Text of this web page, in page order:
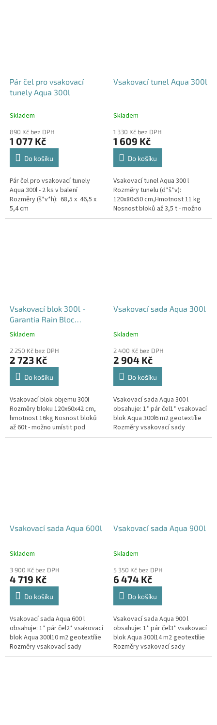
Pár čel pro vsakovací
tunely Aqua 300l
Skladem
890 Kč bez DPH
1 077 Kč
Do košíku
Pár čel pro vsakovací tunely
Aqua 300l - 2 ks v balení
Rozměry (š*v*h): 68,5 x 46,5 x
5,4 cm
Vsakovací tunel Aqua 300l
Skladem
1 330 Kč bez DPH
1 609 Kč
Do košíku
Vsakovací tunel Aqua 300 l
Rozměry tunelu (d*š*v):
120x80x50 cm,Hmotnost 11 kg
Nosnost bloků až 3,5 t - možno
umístit pod parkovací stání do
Vsakovací blok 300l -
Garantia Rain Bloc
Compact
Průměrné
produktu
je
4,5
hvězdiček.
Skladem
2 250 Kč bez DPH
2 723 Kč
Do košíku
Vsakovací blok objemu 300l
Rozměry bloku 120x60x42 cm,
hmotnost 16kg Nosnost bloků
až 60t - možno umístit pod
parkovací stání, komunikace,
Vsakovací sada Aqua 300l
Průměrné
produktu
je
5,0
hvězdiček.
Skladem
2 400 Kč bez DPH
2 904 Kč
Do košíku
Vsakovací sada Aqua 300 l
obsahuje: 1* pár čel1* vsakovací
blok Aqua 300l6 m2 geotextílie
Rozměry vsakovací sady
120x80x52 cm Nosnost bloků až
Vsakovací sada Aqua 600l
Průměrné
produktu
je
5,0
hvězdiček.
Skladem
3 900 Kč bez DPH
4 719 Kč
Do košíku
Vsakovací sada Aqua 600 l
obsahuje: 1* pár čel2* vsakovací
blok Aqua 300l10 m2 geotextílie
Rozměry vsakovací sady
240x80x52 cm Nesedí vám
Vsakovací sada Aqua 900l
Průměrné
produktu
je
5,0
hvězdiček.
Skladem
5 350 Kč bez DPH
6 474 Kč
Do košíku
Vsakovací sada Aqua 900 l
obsahuje: 1* pár čel3* vsakovací
blok Aqua 300l14 m2 geotextílie
Rozměry vsakovací sady
360x80x52 cm Nesedí vám